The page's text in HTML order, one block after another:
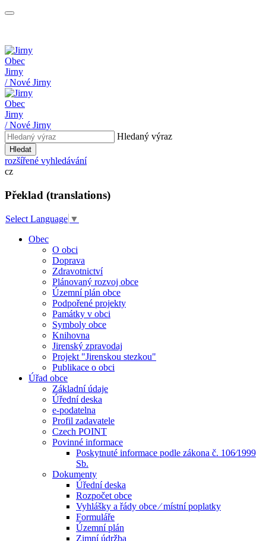
Obec
Jirny
/ Nové Jirny
Obec
Jirny
/ Nové Jirny
Hledaný výraz
Hledat
rozšířené vyhledávání
cz
Překlad (translations)
Select Language ▼
Obec
O obci
Doprava
Zdravotnictví
Plánovaný rozvoj obce
Územní plán obce
Podpořené projekty
Památky v obci
Symboly obce
Knihovna
Jirenský zpravodaj
Projekt "Jirenskou stezkou"
Publikace o obci
Úřad obce
Základní údaje
Úřední deska
e-podatelna
Profil zadavatele
Czech POINT
Povinné informace
Poskytnuté informace podle zákona č. 106⁄1999
Sb.
Dokumenty
Úřední deska
Rozpočet obce
Vyhlášky a řády obce ⁄ místní poplatky
Formuláře
Územní plán
Zimní údržba